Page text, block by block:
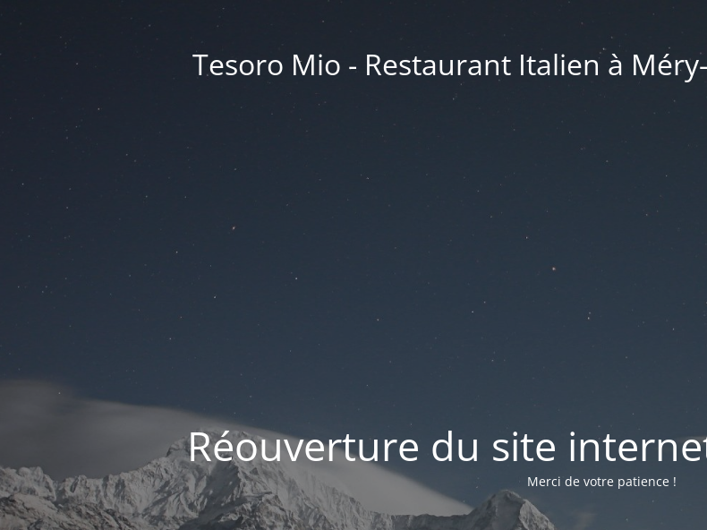
Tesoro Mio - Restaurant Italien à
Réouverture du site
Merci de votre patience !